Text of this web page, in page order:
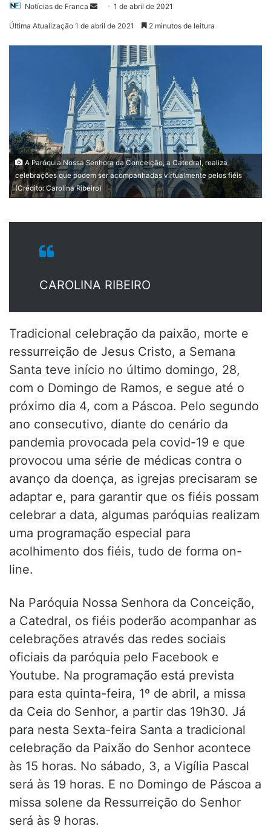
Notícias de Franca
Mande1 de abril de 2021
Última Atualização 1 de abril de 2021 2 minutos de leitura
A Paróquia Nossa Senhora da Conceição, a Catedral, realiza
celebrações que podem ser acompanhadas virtualmente pelos fiéis
(Crédito: Carolina Ribeiro)
CAROLINA RIBEIRO
Tradicional celebração da paixão, morte e
ressurreição de Jesus Cristo, a Semana
Santa teve início no último domingo, 28,
com o Domingo de Ramos, e segue até o
próximo dia 4, com a Páscoa. Pelo segundo
ano consecutivo, diante do cenário da
pandemia provocada pela covid-19 e que
provocou uma série de médicas contra o
avanço da doença, as igrejas precisaram se
adaptar e, para garantir que os fiéis possam
celebrar a data, algumas paróquias realizam
uma programação especial para
acolhimento dos fiéis, tudo de forma on-
line.
Na Paróquia Nossa Senhora da Conceição,
a Catedral, os fiéis poderão acompanhar as
celebrações através das redes sociais
oficiais da paróquia pelo Facebook e
Youtube. Na programação está prevista
para esta quinta-feira, 1º de abril, a missa
da Ceia do Senhor, a partir das 19h30. Já
para nesta Sexta-feira Santa a tradicional
celebração da Paixão do Senhor acontece
às 15 horas. No sábado, 3, a Vigília Pascal
será às 19 horas. E no Domingo de Páscoa a
missa solene da Ressurreição do Senhor
será às 9 horas.